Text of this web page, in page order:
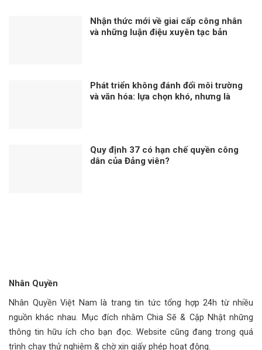
Nhận thức mới về giai cấp công nhân
và những luận điệu xuyên tạc bản
Phát triển không đánh đổi môi trường
và văn hóa: lựa chọn khó, nhưng là
Quy định 37 có hạn chế quyền công
dân của Đảng viên?
Nhân Quyền
Nhân Quyền Việt Nam là trang tin tức tổng hợp 24h từ nhiều
nguồn khác nhau. Mục đích nhằm Chia Sẽ & Cập Nhật những
thông tin hữu ích cho bạn đọc. Website cũng đang trong quá
trình chạy thử nghiệm & chờ xin giấy phép hoạt động.